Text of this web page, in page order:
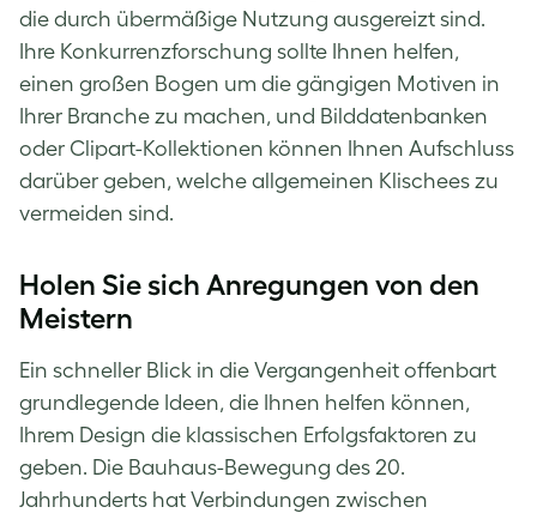
die durch übermäßige Nutzung ausgereizt sind.
Ihre Konkurrenzforschung sollte Ihnen helfen,
einen großen Bogen um die gängigen Motiven in
Ihrer Branche zu machen, und Bilddatenbanken
oder Clipart-Kollektionen können Ihnen Aufschluss
darüber geben, welche allgemeinen Klischees zu
vermeiden sind.
Holen Sie sich Anregungen von den
Meistern
Ein schneller Blick in die Vergangenheit offenbart
grundlegende Ideen, die Ihnen helfen können,
Ihrem Design die klassischen Erfolgsfaktoren zu
geben. Die Bauhaus-Bewegung des 20.
Jahrhunderts hat Verbindungen zwischen